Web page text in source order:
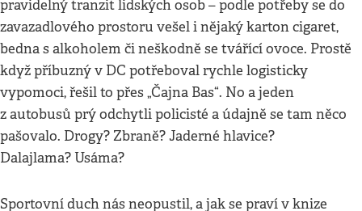
pravidelný tranzit lidských osob – podle potřeby se do
zavazadlového prostoru vešel i nějaký karton cigaret,
bedna s alkoholem či neškodně se tvářící ovoce. Prostě
když příbuzný v DC potřeboval rychle logisticky
vypomoci, řešil to přes „Čajna Bas“. No a jeden
z autobusů prý odchytli policisté a údajně se tam něco
pašovalo. Drogy? Zbraně? Jaderné hlavice?
Dalajlama? Usáma?
Sportovní duch nás neopustil, a jak se praví v knize